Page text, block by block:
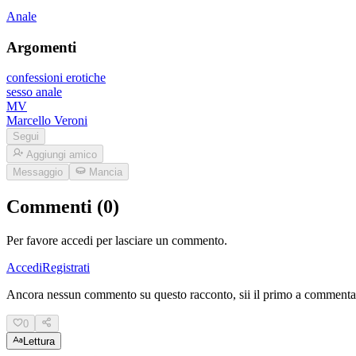
Anale
Argomenti
confessioni erotiche
sesso anale
MV
Marcello Veroni
Segui
Aggiungi amico
Messaggio
Mancia
Commenti (0)
Per favore accedi per lasciare un commento.
AccediRegistrati
Ancora nessun commento su questo racconto, sii il primo a
0
Lettura